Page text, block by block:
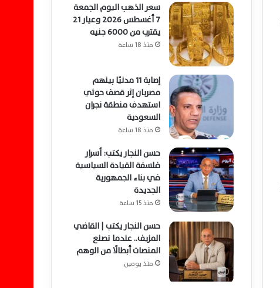
سعر الذهب اليوم الجمعة
7 أغسطس 2026 وعيار 21
يقترب من 6000 جنيه
منذ 18 ساعة
إصابة 11 مدنيًا بينهم
مصريان إثر قصف حوثي
استهدف منطقة نجران
السعودية
منذ 18 ساعة
حسن النجار يكتب: أسرار
فلسفة القيادة السياسية
في بناء الجمهورية
الجديدة
منذ 15 ساعة
حسن النجار يكتب | القاضي
المزيف.. عندما تصنع
المنصات أبطالًا من الوهم
منذ يومين